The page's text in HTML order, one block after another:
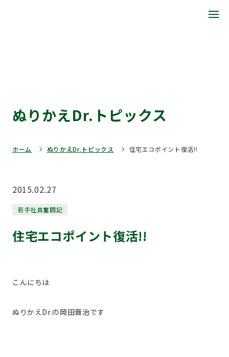
ぬりかえDr.トピックス
ホーム ぬりかえDr.トピックス 住宅エコポイント復活!!
2015.02.27
若手社員奮闘記
住宅エコポイント復活!!
こんにちは
ぬりかえDr.の岡田晋治です